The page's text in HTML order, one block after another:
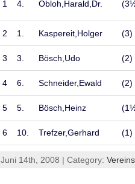
1 4. Obloh,Harald,Dr.
2 1. Kaspereit,Holger (3)
3 3. Bösch,Udo (2)
4 6. Schneider,Ewald (2)
5 5. Bösch,Heinz
6 10. Trefzer,Gerhard (1)
Juni 14th, 2008 | Category: